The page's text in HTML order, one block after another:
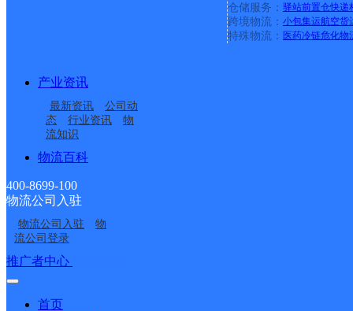
仓储服务： 驿站前置仓快递
跨境物流： 小包集运航空货
特殊物流： 医药冷链危化物
产业资讯
最新资讯
公司动
态
行业资讯
物
流知识
物流百科
400-8699-100
物流公司入驻
物流公司入驻
物
流公司登录
推广者中心
首页
临沂沂南县乡镇营业部
德邦快递
德邦物流(新沂河桥东
件重量超500kg，长度超
派送范围:-
UH临沂沂南